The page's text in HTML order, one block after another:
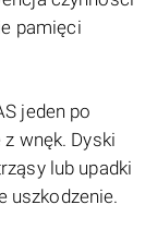
pamięci
jeden po
wnęk. Dyski
lub upadki
uszkodzenie.